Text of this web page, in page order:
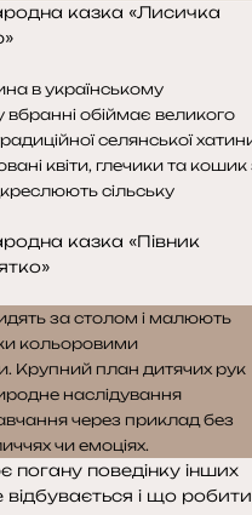
казка «Лисичка
казка «Півник
погану поведінку інших
відбувається і що робити